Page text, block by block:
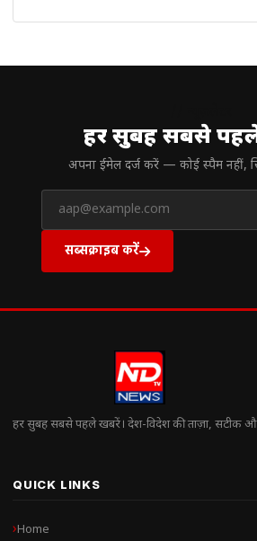
हर सुबह सबसे
अपना ईमेल दर्ज करें — कोई स्पैम नहीं,
सब्सक्राइब करें
हर सुबह सबसे पहले खबरें। देश-विदेश की ताज़ा, सटीक और
QUICK LINKS
Home